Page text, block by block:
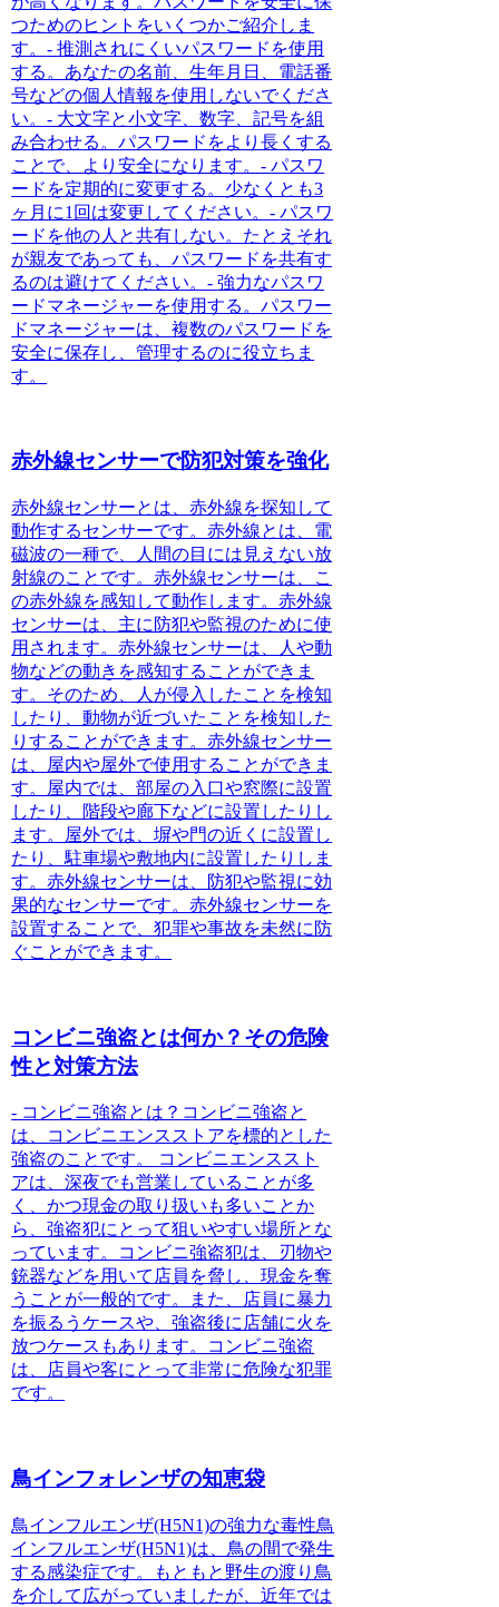
つためのヒントをいくつかご紹介しま
す。-推測されにくいパスワードを使用
する。 あなたの名前、生年月日、電話番
号などの個人情報を使用しないでくださ
い。- 大文字と小文字、数字、記号を組
み合わせる。パスワードをより長くする
ことで、より安全になります。-パスワ
ードを定期的に変更する。 少なくとも3
ヶ月に1回は変更してください。-パスワ
ードを他の人と共有しない。 たとえそれ
が親友であっても、パスワードを共有す
るのは避けてください。-強力なパスワ
ードマネージャーを使用する。パスワー
ドマネージャーは、複数のパスワードを
安全に保存し、管理するのに役立ちま
す。
赤外線センサーで防犯対策を強化
赤外線センサーとは、赤外線を探知して
動作するセンサーです。赤外線とは、電
磁波の一種で、人間の目には見えない放
射線のことです。赤外線センサーは、こ
の赤外線を感知して動作します。赤外線
センサーは、主に防犯や監視のために使
用されます。赤外線センサーは、人や動
物などの動きを感知することができま
す。そのため、人が侵入したことを検知
したり、動物が近づいたことを検知した
りすることができます。赤外線センサー
は、屋内や屋外で使用することができま
す。屋内では、部屋の入口や窓際に設置
したり、階段や廊下などに設置したりし
ます。屋外では、塀や門の近くに設置し
たり、駐車場や敷地内に設置したりしま
す。赤外線センサーは、防犯や監視に効
果的なセンサーです。赤外線センサーを
設置することで、犯罪や事故を未然に防
ぐことができます。
コンビニ強盗とは何か？その危険
性と対策方法
- コンビニ強盗とは？ コンビニ強盗と
は、コンビニエンスストアを標的とした
強盗のことです。
コンビニエンススト
アは、深夜でも営業していることが多
く、かつ現金の取り扱いも多いことか
ら、強盗犯にとって狙いやすい場所とな
っています。コンビニ強盗犯は、刃物や
銃器などを用いて店員を脅し、現金を奪
うことが一般的です。また、店員に暴力
を振るうケースや、強盗後に店舗に火を
放つケースもあります。コンビニ強盗
は、店員や客にとって非常に危険な犯罪
です。
鳥インフォレンザの知恵袋
鳥インフルエンザ(H5N1)の強力な毒性鳥
インフルエンザ(H5N1)は、鳥の間で発生
する感染症です。もともと野生の渡り鳥
を介して広がっていましたが、近年では